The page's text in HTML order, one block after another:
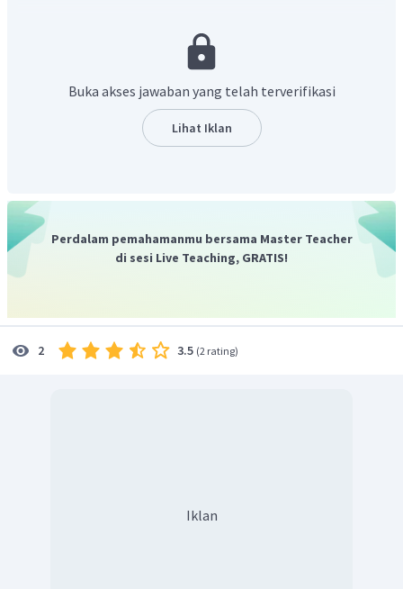
Pada tempat ribuan, nilainya 2.
Pada tempat ratusan, nilainya 2.
Pada tempat satuan, nilainya 2.
Sehingga jika digabungkan akan membentuk bilangan
Buka akses jawaban yang telah terverifikasi
Lihat Iklan
Perdalam pemahamanmu bersama Master Teacher
di sesi Live Teaching, GRATIS!
2 3.5 (2 rating)
Iklan